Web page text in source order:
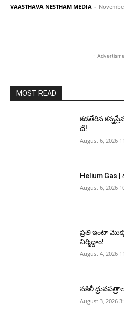
VAASTHAVA NESTHAM MEDIA -
-
MOST READ
కడతేరిన
దే!
August 6, 2026
Helium Gas
August 6, 2026
ప్రతి ఇంటా
నిర్మిద్దాం!
August 4, 2026
నకిలీ
August 3, 2026